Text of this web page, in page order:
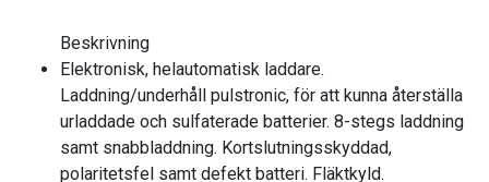
GÖR-DET-SJÄLV PRODUKTER
KONCENTRATSPRUTOR
LIM & FOG
Beskrivning
Elektronisk, helautomatisk laddare.
Laddning/underhåll pulstronic, för att kunna återställa
urladdade och sulfaterade batterier. 8-stegs laddning
samt snabbladdning. Kortslutningsskyddad,
polaritetsfel samt defekt batteri. Fläktkyld.